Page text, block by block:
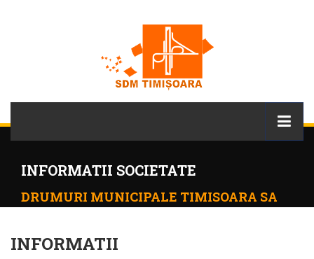
INFORMATII SOCIETATE
DRUMURI MUNICIPALE TIMISOARA SA
INFORMATII